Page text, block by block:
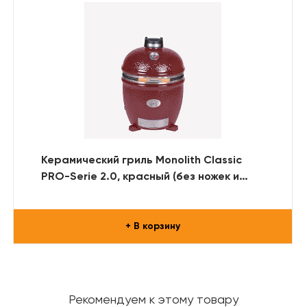
Керамический гриль Monolith Classic
PRO-Serie 2.0, красный (без ножек и
+ В корзину
Рекомендуем к этому товару